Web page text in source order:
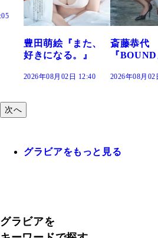
斎藤恭代
『BOUND』
2026年08月02日 12:35
咲田ゆな
『
2026年08月02
次へ
グラビアをもっと見る
グラビアを